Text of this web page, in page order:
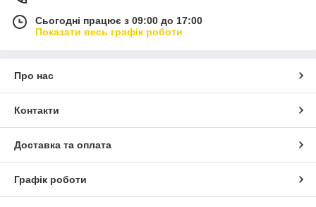
Сьогодні працює з 09:00 до 17:00
Показати весь графік роботи
Про нас
Контакти
Доставка та оплата
Графік роботи